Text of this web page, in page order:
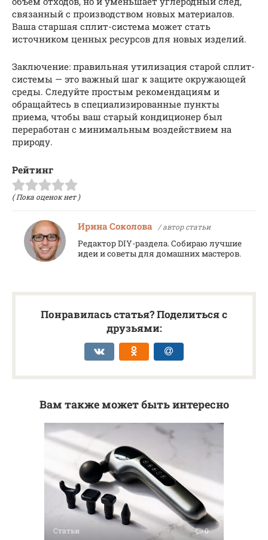
связанный с производством новых материалов.
Ваша старшая сплит-система может стать
источником ценных ресурсов для новых изделий.
Заключение: правильная утилизация старой сплит-
системы — это важный шаг к защите окружающей
среды. Следуйте простым рекомендациям и
обращайтесь в специализированные пункты
приема, чтобы ваш старый кондиционер был
переработан с минимальным воздействием на
природу.
Рейтинг
( Пока оценок нет )
Ирина Соколова / автор статьи
Редактор DIY-раздела. Собираю лучшие
идеи и советы для домашних мастеров.
Понравилась статья? Поделиться с
друзьями:
Вам также может быть интересно
Статьи 0